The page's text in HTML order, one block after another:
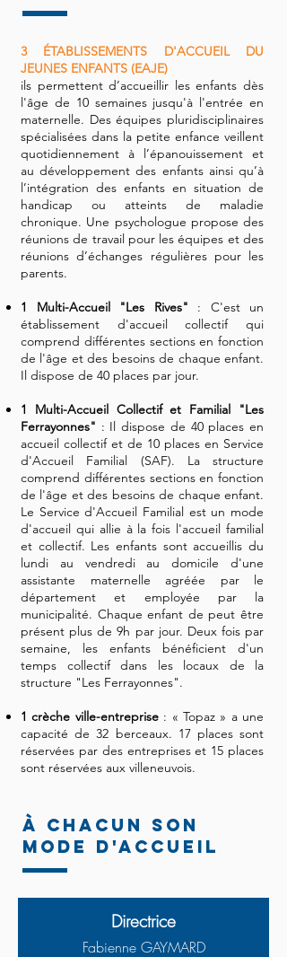
3 ÉTABLISSEMENTS D'ACCUEIL DU
JEUNES ENFANTS (EAJE)
ils permettent d’accueillir les enfants dès
l'âge de 10 semaines jusqu'à l'entrée en
maternelle. Des équipes pluridisciplinaires
spécialisées dans la petite enfance veillent
quotidiennement à l’épanouissement et
au développement des enfants ainsi qu’à
l’intégration des enfants en situation de
handicap ou atteints de maladie
chronique. Une psychologue propose des
réunions de travail pour les équipes et des
réunions d’échanges régulières pour les
parents.
1 Multi-Accueil "Les Rives" : C'est un
établissement d'accueil collectif qui
comprend différentes sections en fonction
de l'âge et des besoins de chaque enfant.
Il dispose de 40 places par jour.
1 Multi-Accueil Collectif et Familial "Les
Ferrayonnes" : Il dispose de 40 places en
accueil collectif et de 10 places en Service
d'Accueil Familial (SAF). La structure
comprend différentes sections en fonction
de l'âge et des besoins de chaque enfant.
Le Service d'Accueil Familial est un mode
d'accueil qui allie à la fois l'accueil familial
et collectif. Les enfants sont accueillis du
lundi au vendredi au domicile d'une
assistante maternelle agréée par le
département et employée par la
municipalité. Chaque enfant de peut être
présent plus de 9h par jour. Deux fois par
semaine, les enfants bénéficient d'un
temps collectif dans les locaux de la
structure "Les Ferrayonnes".
1 crèche ville-entreprise: « Topaz » a une
capacité de 32 berceaux. 17 places sont
réservées par des entreprises et 15 places
sont réservées aux villeneuvois.
À chacun son
mode d'accueil
Directrice
Fabienne GAYMARD